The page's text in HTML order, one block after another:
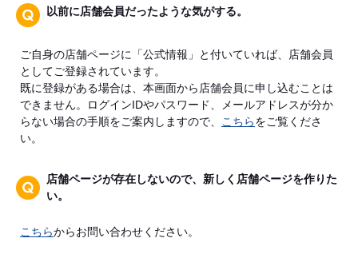
以前に店舗会員だったような気がする。
ご自身の店舗ページに「公式情報」と付いていれば、店舗会員
としてご登録されています。
既に登録がある場合は、本画面から店舗会員に申し込むことは
できません。ログインIDやパスワード、メールアドレスが分か
らない場合の手順をご案内しますので、
こちらをご覧くださ
い。
店舗ページが存在しないので、新しく店舗ページを作りた
い。
こちらからお問い合わせください。